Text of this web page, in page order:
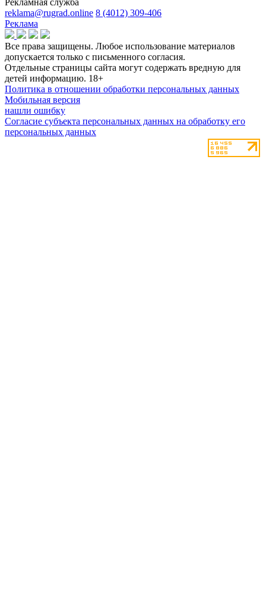
Рекламная служба
reklama@rugrad.online 8 (4012) 309-406
Реклама
Все права защищены. Любое использование материалов
допускается только с письменного согласия.
Отдельные страницы сайта могут содержать вредную для
детей информацию. 18+
Политика в отношении обработки персональных данных
Мобильная версия
нашли ошибку
Согласие субъекта персональных данных на обработку его
персональных данных